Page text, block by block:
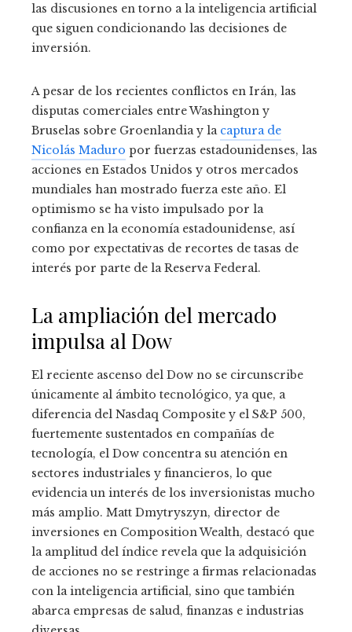
las discusiones en torno a la inteligencia artificial
que siguen condicionando las decisiones de
inversión.
A pesar de los recientes conflictos en Irán, las
disputas comerciales entre Washington y
Bruselas sobre Groenlandia y la captura de
Nicolás Maduro por fuerzas estadounidenses, las
acciones en Estados Unidos y otros mercados
mundiales han mostrado fuerza este año. El
optimismo se ha visto impulsado por la
confianza en la economía estadounidense, así
como por expectativas de recortes de tasas de
interés por parte de la Reserva Federal.
La ampliación del mercado
impulsa al Dow
El reciente ascenso del Dow no se circunscribe
únicamente al ámbito tecnológico, ya que, a
diferencia del Nasdaq Composite y el S&P 500,
fuertemente sustentados en compañías de
tecnología, el Dow concentra su atención en
sectores industriales y financieros, lo que
evidencia un interés de los inversionistas mucho
más amplio. Matt Dmytryszyn, director de
inversiones en Composition Wealth, destacó que
la amplitud del índice revela que la adquisición
de acciones no se restringe a firmas relacionadas
con la inteligencia artificial, sino que también
abarca empresas de salud, finanzas e industrias